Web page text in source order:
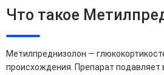
Что такое
Метилпреднизолон —
происхождения. Препарат подавляет